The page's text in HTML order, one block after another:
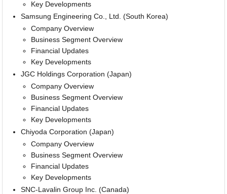
Key Developments
Samsung Engineering Co., Ltd. (South Korea)
Company Overview
Business Segment Overview
Financial Updates
Key Developments
JGC Holdings Corporation (Japan)
Company Overview
Business Segment Overview
Financial Updates
Key Developments
Chiyoda Corporation (Japan)
Company Overview
Business Segment Overview
Financial Updates
Key Developments
SNC-Lavalin Group Inc. (Canada)